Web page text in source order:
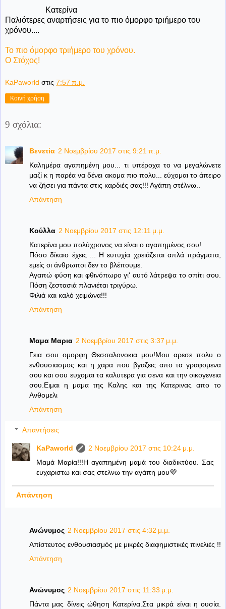
Κατερίνα
Παλιότερες αναρτήσεις για το πιο όμορφο τριήμερο του
χρόνου....
Το πιο όμορφο τριήμερο του χρόνου.
Ο Στόχος!
KaPaworld στις 7:57 π.μ.
Κοινή χρήση
9 σχόλια:
Βενετία 2 Νοεμβρίου 2017 στις 9:21 π.μ.
Καλημέρα αγαπημένη μου... τι υπέροχα το να μεγαλώνετε
μαζί κ η παρέα να δένει ακομα πιο πολυ... εύχομαι το άπειρο
να ζήσει για πάντα στις καρδιές σας!!! Αγάπη στέλνω..
Απάντηση
Κούλλα 2 Νοεμβρίου 2017 στις 12:11 μ.μ.
Κατερίνα μου πολύχρονος να είναι ο αγαπημένος σου!
Πόσο δίκαιο έχεις ... Η ευτυχία χρειάζεται απλά πράγματα,
εμείς οι άνθρωποι δεν το βλέπουμε.
Αγαπώ φύση και φθινόπωρο γι' αυτό λάτρεψα το σπίτι σου.
Πόση ζεστασιά πλανιέται τριγύρω.
Φιλιά και καλό χειμώνα!!!
Απάντηση
Μαμα Μαρια 2 Νοεμβρίου 2017 στις 3:37 μ.μ.
Γεια σου ομορφη Θεσσαλονοκια μου!Μου αρεσε πολυ ο
ενθουσιασμος και η χαρα που βγαζεις απο τα γραφομενα
σου και σου ευχομαι τα καλυτερα για σενα και την οικογενεια
σου.Ειμαι η μαμα της Καλης και της Κατερινας απο το
Ανθομελι
Απάντηση
Απαντήσεις
KaPaworld
2 Νοεμβρίου 2017 στις 10:24 μ.μ.
Μαμά Μαρία!!!Η αγαπημένη μαμά του διαδικτύου. Σας
ευχαριστω και σας στελνω την αγάπη μου💜
Απάντηση
Ανώνυμος 2 Νοεμβρίου 2017 στις 4:32 μ.μ.
Απίστευτος ενθουσιασμός με μικρές διαφημιστικές πινελιές !!
Απάντηση
Ανώνυμος 2 Νοεμβρίου 2017 στις 11:33 μ.μ.
Πάντα μας δίνεις ώθηση Κατερίνα.Στα μικρά είναι η ουσία.